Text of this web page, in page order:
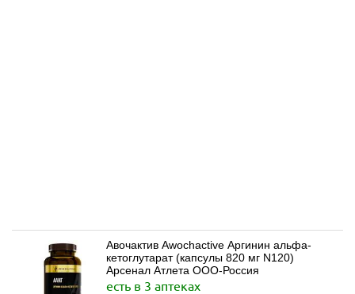
Авочактив Awochactive Аргинин альфа-
кетоглутарат (капсулы 820 мг N120)
Арсенал Атлета ООО-Россия
есть в 3 аптеках